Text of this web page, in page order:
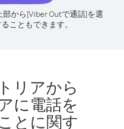
から[Viber Outで通話]を選
こともできます。
リアから
に電話を
とに関す